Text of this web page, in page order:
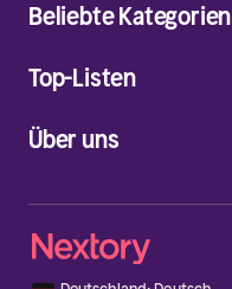
Über uns
Beliebte Kategorien
Top-Listen